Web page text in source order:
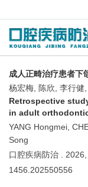
成人正畸治疗患者下
杨宏梅, 陈欣, 李行健
Retrospective
in adult
YANG Hongmei,
Song
口腔疾病防治 .
1456.202550556